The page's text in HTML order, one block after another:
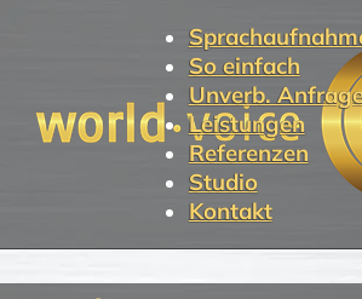
So einfach
Unverb.
Leistungen
Referenzen
Studio
Kontakt